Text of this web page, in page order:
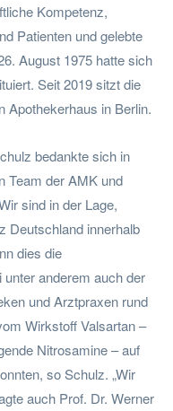
Kompetenz,
Patienten und gelebte
August 1975 hatte sich
Seit 2019 sitzt die
Apothekerhaus in Berlin.
bedankte sich in
Team der AMK und
sind in der Lage,
Deutschland innerhalb
dies die
unter anderem auch der
und Arztpraxen rund
Wirkstoff Valsartan –
Nitrosamine – auf
so Schulz. „Wir
auch Prof. Dr. Werner